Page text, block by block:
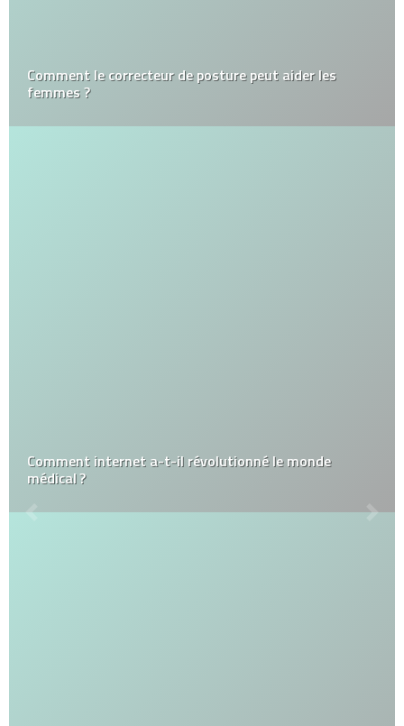
Comment le correcteur de posture peut aider les
femmes ?
Comment internet a-t-il révolutionné le monde
médical ?